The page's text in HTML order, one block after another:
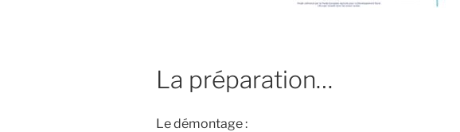
La préparation…
Le démontage :